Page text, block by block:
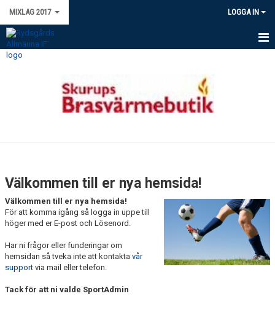
MIXLAG 2017 LOGGA IN
HEM
DOKUMENT
KONTAKT
Välkommen till er nya hemsida!
Välkommen till er nya hemsida!
För att komma igång så logga in uppe till
höger med er E-post och Lösenord.
Har ni frågor eller funderingar om
hemsidan så tveka inte att kontakta vår
support via mail eller telefon.
Tack för att ni valde SportAdmin